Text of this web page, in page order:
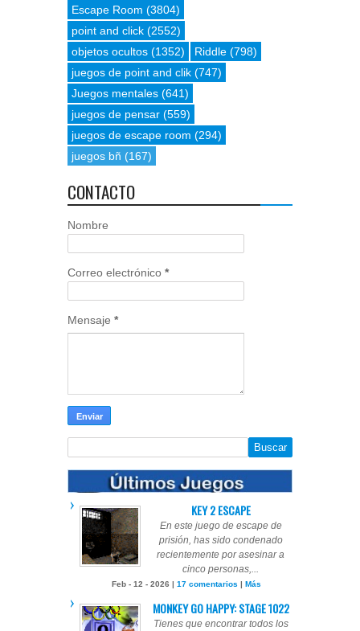
Escape Room (3804)
point and click (2552)
objetos ocultos (1352) Riddle (798)
juegos de point and clik (747)
Juegos mentales (641)
juegos de pensar (559)
juegos de escape room (294)
juegos bñ (167)
CONTACTO
Nombre
Correo electrónico *
Mensaje *
KEY 2 ESCAPE
En este juego de escape de
prisión, has sido condenado
recientemente por asesinar a
cinco personas,...
Feb - 12 - 2026 | 17 comentarios | Más
MONKEY GO HAPPY: STAGE 1022
Tienes que encontrar todos los